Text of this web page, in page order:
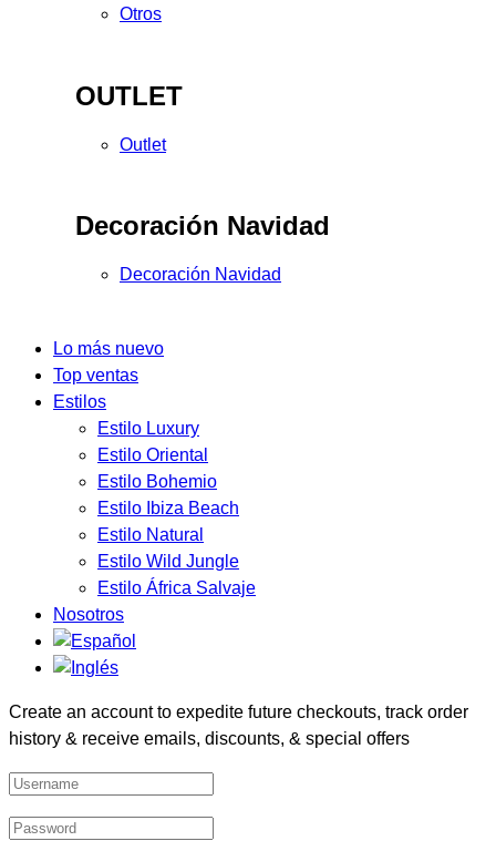
Otros
OUTLET
Outlet
Decoración Navidad
Decoración Navidad
Lo más nuevo
Top ventas
Estilos
Estilo Luxury
Estilo Oriental
Estilo Bohemio
Estilo Ibiza Beach
Estilo Natural
Estilo Wild Jungle
Estilo África Salvaje
Nosotros
Create an account to expedite future checkouts, track order
history & receive emails, discounts, & special offers